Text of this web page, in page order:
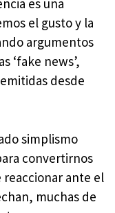
es una
el gusto y la
argumentos
‘fake news’,
desde
simplismo
convertirnos
reaccionar ante el
muchas de